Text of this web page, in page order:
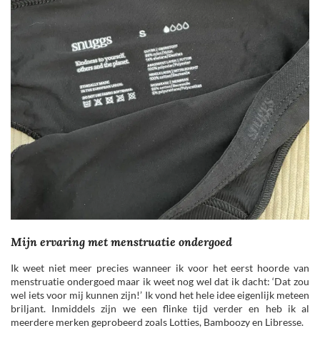
Mijn ervaring met menstruatie ondergoed
Ik weet niet meer precies wanneer ik voor het eerst hoorde van
menstruatie ondergoed maar ik weet nog wel dat ik dacht: ‘Dat zou
wel iets voor mij kunnen zijn!’ Ik vond het hele idee eigenlijk meteen
briljant. Inmiddels zijn we een flinke tijd verder en heb ik al
meerdere merken geprobeerd zoals Lotties, Bamboozy en Libresse.